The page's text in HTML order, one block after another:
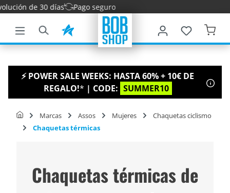
principal
de 30 días Pago seguro
⚡ POWER SALE WEEKS: HASTA 60% + 10€ DE
REGALO!* | CODE: SUMMER10
Marcas Assos Mujeres
Chaquetas ciclismo
Chaquetas térmicas
Chaquetas térmicas de